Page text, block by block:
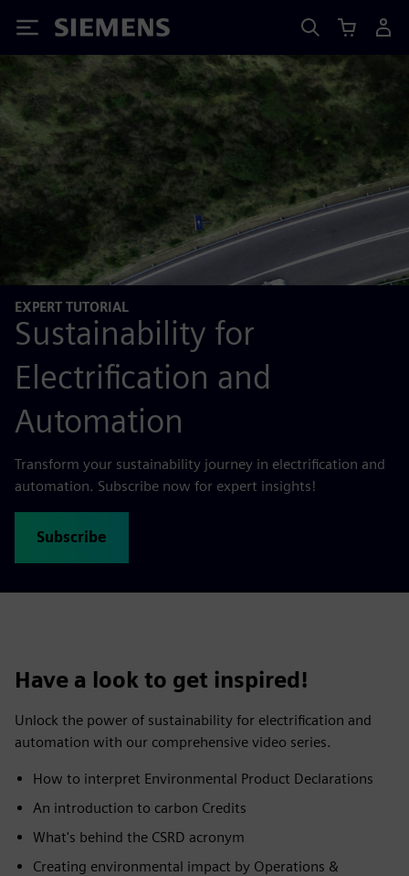
Siemens
EXPERT TUTORIAL
Sustainability for
Electrification and
Automation
Transform your sustainability journey in electrification and
automation. Subscribe now for expert insights!
Subscribe
Have a look to get inspired!
Unlock the power of sustainability for electrification and
automation with our comprehensive video series.
​How to interpret Environmental Product Declarations ​
An introduction to carbon Credits​
What's behind the CSRD acronym​
Creating environmental impact by Operations &